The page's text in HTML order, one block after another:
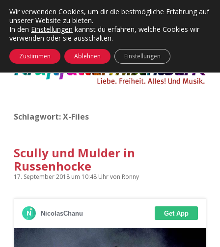
Kategorien
Menü
24 Hours Chilling
Die Wende
KFMW-Disco
Kopfkinomusik
Täglicher Sinnwahn
Visuelles
KFMW-Disco
Dates
Adventskalender 2010
Adventskalender 2012
Adventskalender 2013
facebookinstagram
öffnen
Schlagwort:X-Files
Scully und Mulder in
Russenhocke
17. September 2018 um 10:48 Uhrvon Ronny
Wir verwenden Cookies, um dir die bestmögliche Erfahrung auf
unserer Website zu bieten.
In den Einstellungen kannst du erfahren, welche Cookies wir
verwenden oder sie ausschalten.
Zustimmen Ablehnen Einstellungen